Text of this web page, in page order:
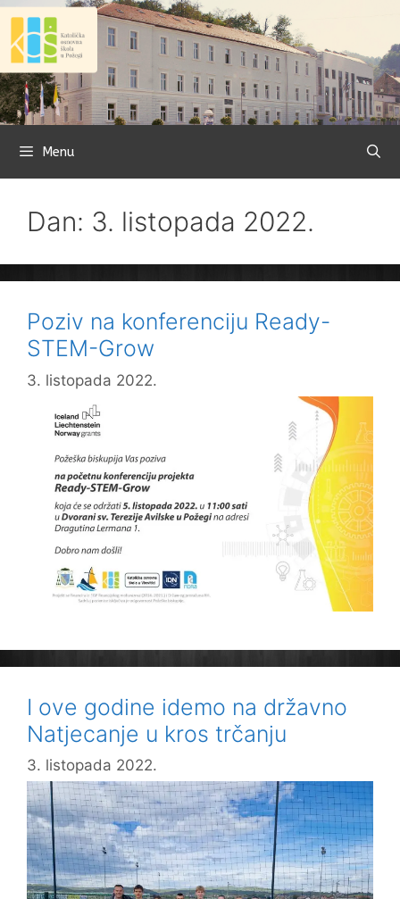
Preskoči
sadržaj
Menu
Dan: 3. listopada 2022.
Poziv na konferenciju Ready-
STEM-Grow
3. listopada 2022.
I ove godine idemo na državno
Natjecanje u kros trčanju
3. listopada 2022.